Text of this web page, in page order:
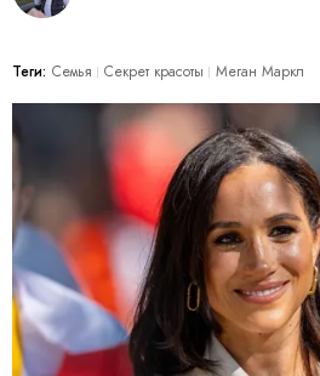
Теги: Семья Секрет красоты Меган Маркл